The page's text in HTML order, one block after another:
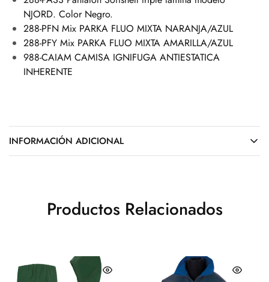
NJORD. Color Negro.
288-PFN Mix PARKA FLUO MIXTA NARANJA/AZUL
288-PFY Mix PARKA FLUO MIXTA AMARILLA/AZUL
988-CAIAM CAMISA IGNIFUGA ANTIESTATICA
INHERENTE
INFORMACIÓN ADICIONAL
Productos Relacionados